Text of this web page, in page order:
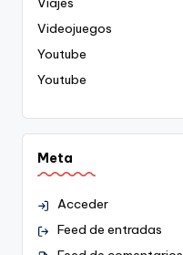
Videojuegos
Youtube
Youtube
Meta
Acceder
Feed de entradas